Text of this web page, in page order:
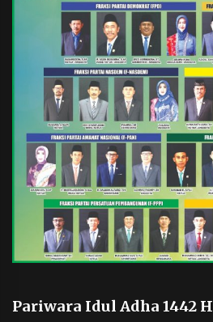
Pariwara Idul Adha 1442 H